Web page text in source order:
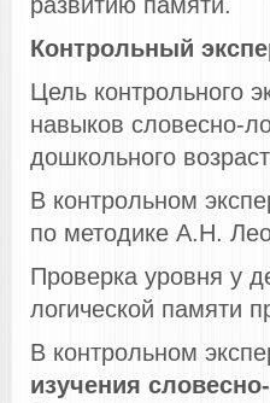
Контрольный
Цель контрольного
навыков словесно-
дошкольного
В контрольном
по методике А.Н.
Проверка уровня у
логической памяти
В контрольном
изучения